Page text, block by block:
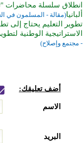
انطلاق سلسلة محاضرات
ألبانيا(مقالة - المسلمون في
تطوير التعليم يحتاج إلى
الاستراتيجية الوطنية
- مجتمع وإصلاح)
أضف تعليقك:
الاسم
البريد